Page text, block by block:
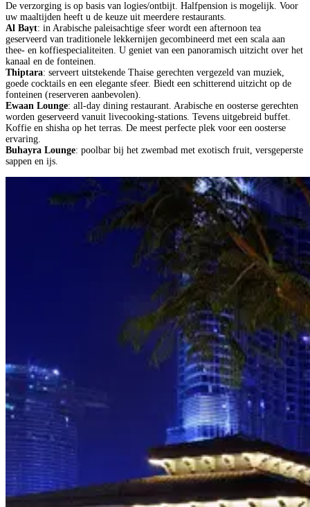
De verzorging is op basis van logies/ontbijt. Halfpension is mogelijk. Voor
uw maaltijden heeft u de keuze uit meerdere restaurants.
Al Bayt: in Arabische paleisachtige sfeer wordt een afternoon tea
geserveerd van traditionele lekkernijen gecombineerd met een scala aan
thee- en koffiespecialiteiten. U geniet van een panoramisch uitzicht over het
kanaal en de fonteinen.
Thiptara: serveert uitstekende Thaise gerechten vergezeld van muziek,
goede cocktails en een elegante sfeer. Biedt een schitterend uitzicht op de
fonteinen (reserveren aanbevolen).
Ewaan Lounge: all-day dining restaurant. Arabische en oosterse gerechten
worden geserveerd vanuit livecooking-stations. Tevens uitgebreid buffet.
Koffie en shisha op het terras. De meest perfecte plek voor een oosterse
ervaring.
Buhayra Lounge: poolbar bij het zwembad met exotisch fruit, versgeperste
sappen en ijs.